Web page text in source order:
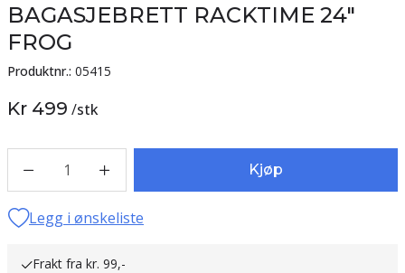
BAGASJEBRETT RACKTIME 24"
FROG
Produktnr.: 05415
Kr 499 /stk
1 Kjøp
Legg i ønskeliste
Frakt fra kr. 99,-